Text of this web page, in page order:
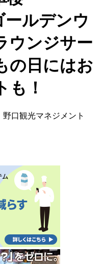
ールデンウ
ウンジサー
の日にはお
も！
野口観光マネジメント